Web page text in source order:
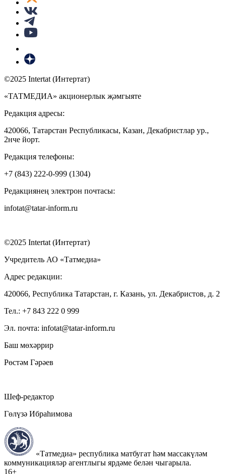
©2025 Intertat (Интертат)
«ТАТМЕДИА» акционерлык җәмгыяте
Редакция адресы:
420066, Татарстан Республикасы, Казан, Декабристлар ур.,
2нче йорт.
Редакция телефоны:
+7 (843) 222-0-999 (1304)
Редакциянең электрон почтасы:
infotat@tatar-inform.ru
©2025 Intertat (Интертат)
Учредитель АО «Татмедиа»
Адрес редакции:
420066, Республика Татарстан, г. Казань, ул. Декабристов, д. 2
Тел.: +7 843 222 0 999
Эл. почта: infotat@tatar-inform.ru
Баш мөхәррир
Рөстәм Гәрәев
Шеф-редактор
Гөлүзә Ибраһимова
«Татмедиа» республика матбугат һәм массакүләм
коммуникацияләр агентлыгы ярдәме белән чыгарыла.
16+